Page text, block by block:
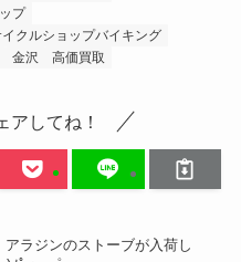
プ
イクルショップバイキング
金沢 高価買取
アしてね！
ラジンのストーブが入荷し